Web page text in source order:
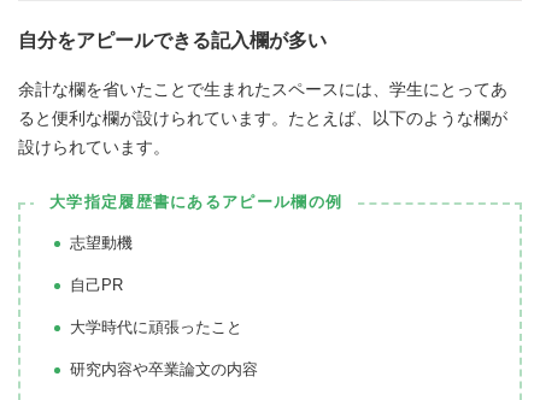
自分をアピールできる記入欄が多い
余計な欄を省いたことで生まれたスペースには、学生にとってあ
ると便利な欄が設けられています。たとえば、以下のような欄が
設けられています。
大学指定履歴書にあるアピール欄の例
志望動機
自己PR
大学時代に頑張ったこと
研究内容や卒業論文の内容